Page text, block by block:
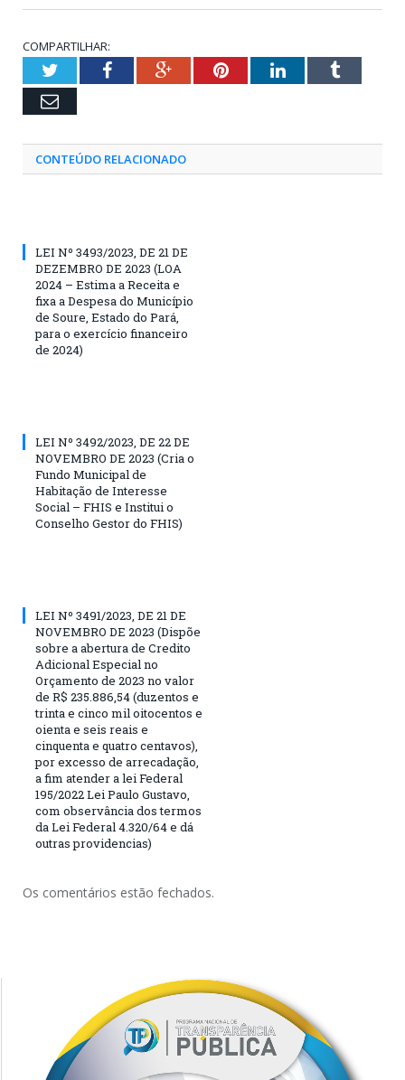
COMPARTILHAR:
TwitterFacebookGoogle+PinterestLinkedInTumblr
Email
CONTEÚDO RELACIONADO
LEI Nº 3493/2023, DE 21 DE
DEZEMBRO DE 2023 (LOA
2024 – Estima a Receita e
fixa a Despesa do Município
de Soure, Estado do Pará,
para o exercício financeiro
de 2024)
LEI Nº 3492/2023, DE 22 DE
NOVEMBRO DE 2023 (Cria o
Fundo Municipal de
Habitação de Interesse
Social – FHIS e Institui o
Conselho Gestor do FHIS)
LEI Nº 3491/2023, DE 21 DE
NOVEMBRO DE 2023 (Dispõe
sobre a abertura de Credito
Adicional Especial no
Orçamento de 2023 no valor
de R$ 235.886,54 (duzentos e
trinta e cinco mil oitocentos e
oienta e seis reais e
cinquenta e quatro centavos),
por excesso de arrecadação,
a fim atender a lei Federal
195/2022 Lei Paulo Gustavo,
com observância dos termos
da Lei Federal 4.320/64 e dá
outras providencias)
Os comentários estão fechados.